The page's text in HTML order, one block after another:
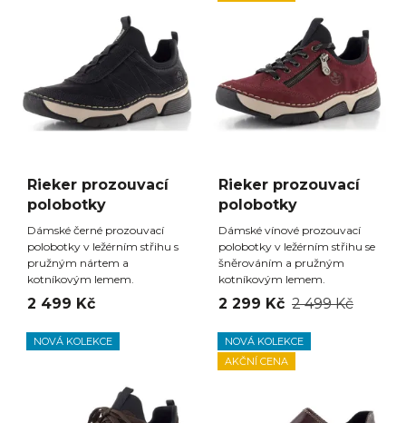
Rieker prozouvací
polobotky
Dámské černé prozouvací
polobotky v ležérním střihu s
pružným nártem a
kotníkovým lemem.
2 499 Kč
Rieker prozouvací
polobotky
Dámské vínové prozouvací
polobotky v ležérním střihu se
šněrováním a pružným
kotníkovým lemem.
2 299 Kč 2 499 Kč
NOVÁ KOLEKCE
NOVÁ KOLEKCE
AKČNÍ CENA